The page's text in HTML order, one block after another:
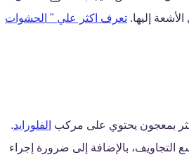
إليها. تعرف اكثر علي " الحشوات
بمعجون يحتوي على مركب الفلورايد.
التجاويف، بالإضافة إلى ضرورة إجراء